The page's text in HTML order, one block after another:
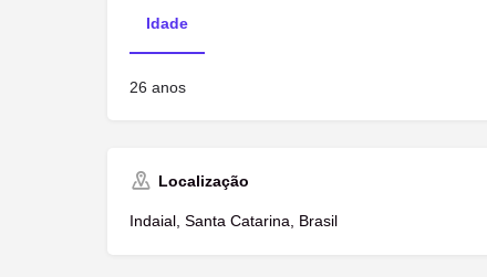
Idade
26 anos
Localização
Indaial, Santa Catarina, Brasil